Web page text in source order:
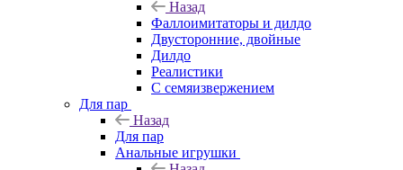
Назад
Фаллоимитаторы и дилдо
Двусторонние, двойные
Дилдо
Реалистики
С семяизвержением
Для пар
Назад
Для пар
Анальные игрушки